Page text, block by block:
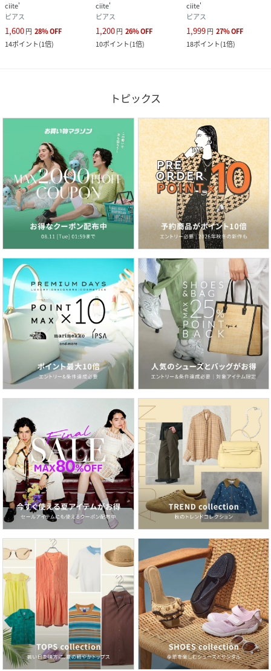
ciite'
ピアス
1,600円 28%OFF
14ポイント(1倍)
ciite'
ピアス
1,200円 26%OFF
10ポイント(1倍)
ciite'
ピアス
1,999円 27%OFF
18ポイント(1倍)
トピックス